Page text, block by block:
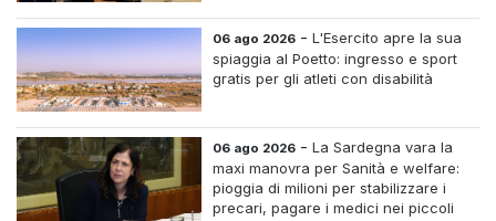
06 ago 2026 -L'Esercito apre la sua
spiaggia al Poetto: ingresso e sport
gratis per gli atleti con disabilità
06 ago 2026 -La Sardegna vara la
maxi manovra per Sanità e welfare:
pioggia di milioni per stabilizzare i
precari, pagare i medici nei piccoli